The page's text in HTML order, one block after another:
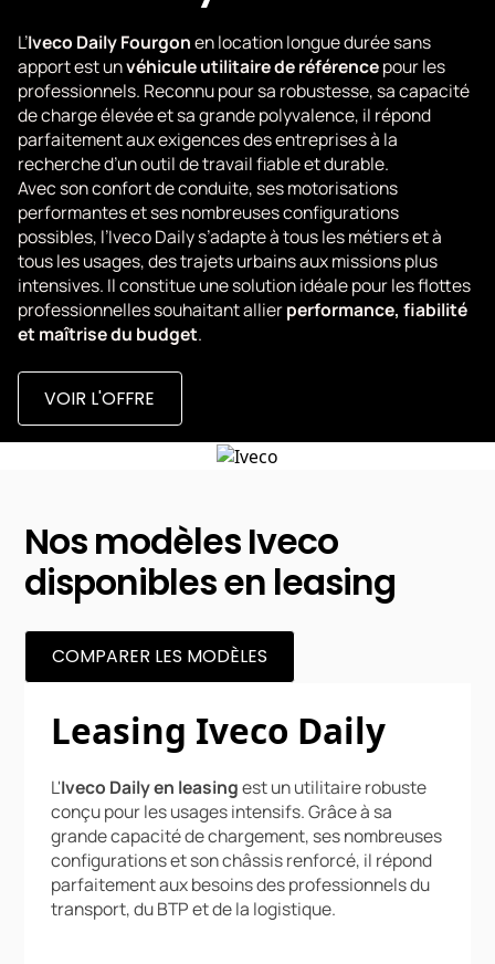
L’Iveco Daily Fourgonen location longue durée sans
apport est unvéhicule utilitaire de référencepour les
professionnels. Reconnu pour sa robustesse, sa capacité
de charge élevée et sa grande polyvalence, il répond
parfaitement aux exigences des entreprises à la
recherche d’un outil de travail fiable et durable.
Avec son confort de conduite, ses motorisations
performantes et ses nombreuses configurations
possibles, l’Iveco Daily s’adapte à tous les métiers et à
tous les usages, des trajets urbains aux missions plus
intensives. Il constitue une solution idéale pour les flottes
professionnelles souhaitant allierperformance, fiabilité
et maîtrise du budget.
VOIR L'OFFRE
Nos modèles Iveco
disponibles en leasing
COMPARER LES MODÈLES
Leasing Iveco Daily
L'Iveco Daily en leasingest un utilitaire robuste
conçu pour les usages intensifs. Grâce à sa
grande capacité de chargement, ses nombreuses
configurations et son châssis renforcé, il répond
parfaitement aux besoins des professionnels du
transport, du BTP et de la logistique.